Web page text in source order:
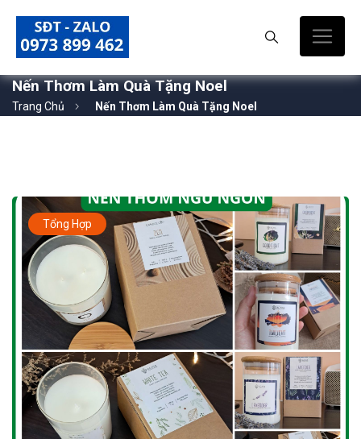
Nến Thơm Làm Quà Tặng Noel
Trang Chủ Nến Thơm Làm Quà Tặng Noel
Tổng Hợp